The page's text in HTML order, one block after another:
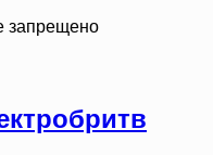
запрещено